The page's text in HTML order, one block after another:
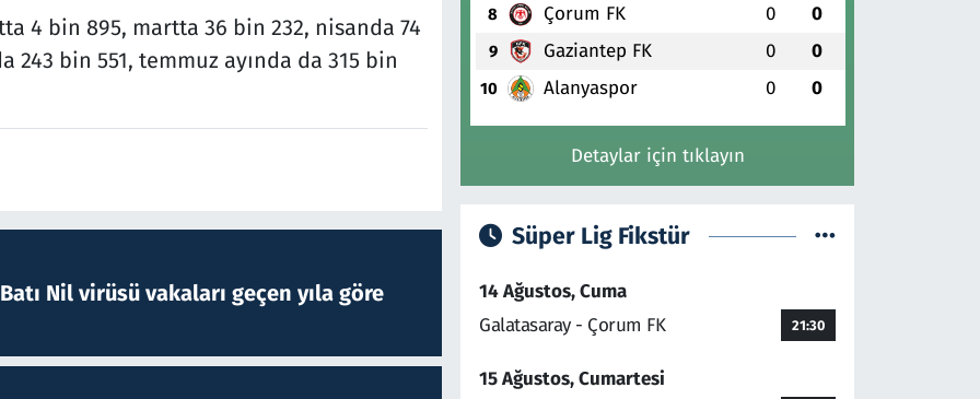
4 bin 895, martta 36 bin 232, nisanda 74
243 bin 551, temmuz ayında da 315 bin
Nil virüsü vakaları geçen yıla göre
8 Çorum FK 0 0
9 Gaziantep FK 0 0
10 Alanyaspor 0 0
Detaylar için tıklayın
Süper Lig Fikstür
14 Ağustos, Cuma
Galatasaray - Çorum FK
21:30
15 Ağustos, Cumartesi